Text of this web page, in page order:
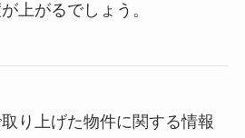
上がるでしょう。
り上げた物件に関する情報